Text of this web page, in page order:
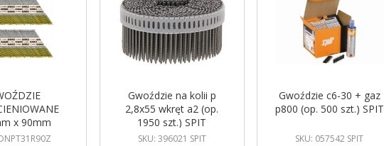
x 90mm
DeWalt
Gwoździe na kolii p
2,8x55 wkręt a2 (op.
1950 szt.) SPIT
SKU: 396021 SPIT
Gwoździe c6-30 + gaz
p800 (op. 500 szt.) SPIT
SKU: 057542 SPIT